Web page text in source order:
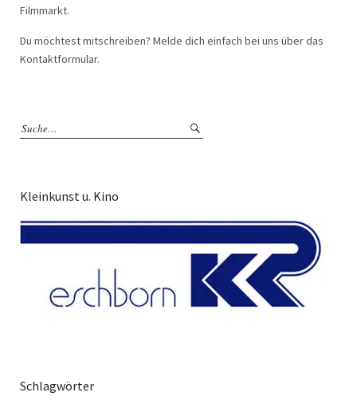
Filmmarkt.
Du möchtest mitschreiben? Melde dich einfach bei uns über das
Kontaktformular.
Kleinkunst u. Kino
Schlagwörter